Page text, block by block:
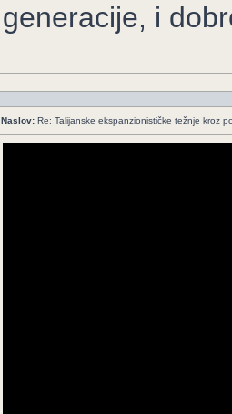
generacije, i
Naslov: Re: Talijanske ekspanzionističke težnje kroz